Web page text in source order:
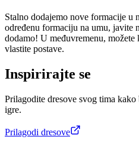
Stalno dodajemo nove formacije u
određenu formaciju na umu, javite
dodamo! U međuvremenu, možete
vlastite postave.
Inspirirajte se
Prilagodite dresove svog tima
igre.
Prilagodi dresove